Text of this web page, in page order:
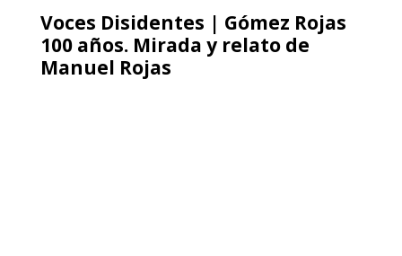
Voces Disidentes | Gómez Rojas
100 años. Mirada y relato de
Manuel Rojas